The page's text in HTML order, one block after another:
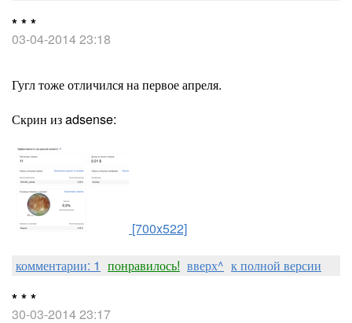
* * *
03-04-2014 23:18
Гугл тоже отличился на первое апреля.
Скрин из adsense:
[700x522]
комментарии: 1 понравилось! вверх^ к полной версии
* * *
30-03-2014 23:17